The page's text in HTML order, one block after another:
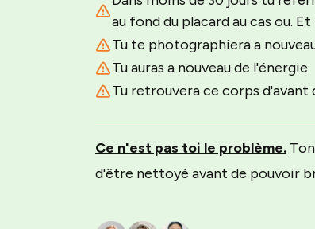
au fond du placard au cas ou.
Tu te photographiera a
Tu auras a nouveau de l'énergie
Tu retrouvera ce corps d'avant
Ce n'est pas toi le problème.
d'être nettoyé avant de pouvoir